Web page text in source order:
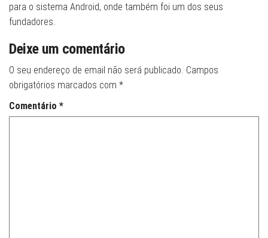
para o sistema Android, onde também foi um dos seus
fundadores.
Deixe um comentário
O seu endereço de email não será publicado. Campos
obrigatórios marcados com *
Comentário *